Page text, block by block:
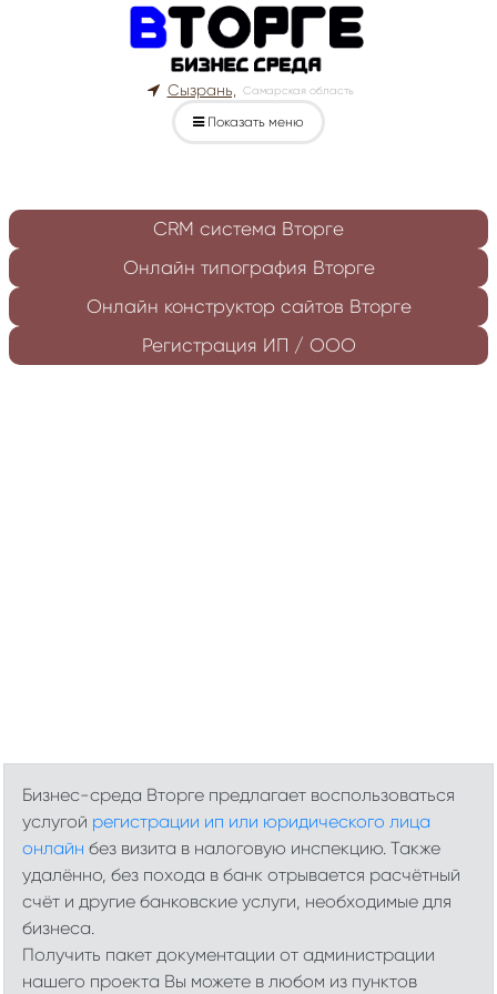
Сызрань, Самарская область
Показать меню
CRM система Вторге
Онлайн типография Вторге
Онлайн конструктор сайтов Вторге
Регистрация ИП / ООО
Бизнес-среда Вторге предлагает воспользоваться
услугой регистрации ип или юридического лица
онлайн без визита в налоговую инспекцию. Также
удалённо, без похода в банк отрывается расчётный
счёт и другие банковские услуги, необходимые для
бизнеса.
Получить пакет документации от администрации
нашего проекта Вы можете в любом из пунктов